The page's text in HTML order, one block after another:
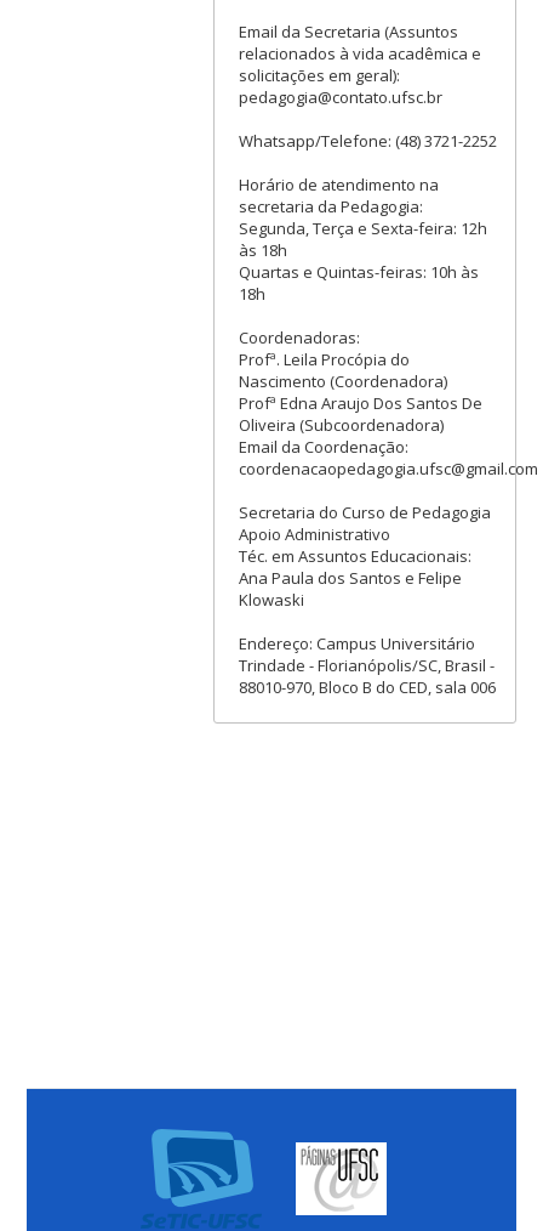
Email da Secretaria (Assuntos
relacionados à vida acadêmica e
solicitações em geral):
pedagogia@contato.ufsc.br
Whatsapp/Telefone: (48) 3721-2252
Horário de atendimento na
secretaria da Pedagogia:
Segunda, Terça e Sexta-feira: 12h
às 18h
Quartas e Quintas-feiras: 10h às
18h
Coordenadoras:
Profª. Leila Procópia do
Nascimento (Coordenadora)
Profª Edna Araujo Dos Santos De
Oliveira (Subcoordenadora)
Email da Coordenação:
coordenacaopedagogia.ufsc@gmail.com
Secretaria do Curso de Pedagogia
Apoio Administrativo
Téc. em Assuntos Educacionais:
Ana Paula dos Santos e Felipe
Klowaski
Endereço: Campus Universitário
Trindade - Florianópolis/SC, Brasil -
88010-970, Bloco B do CED, sala 006